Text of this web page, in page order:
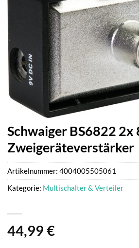
Schwaiger BS6822 2x
Zweigeräteverstärker
44,99 €
Artikelnummer: 4004005505061
Kategorie: Multischalter & Verteiler